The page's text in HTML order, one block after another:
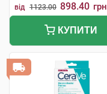
від 1123.00 898.40 грн
КУПИТИ